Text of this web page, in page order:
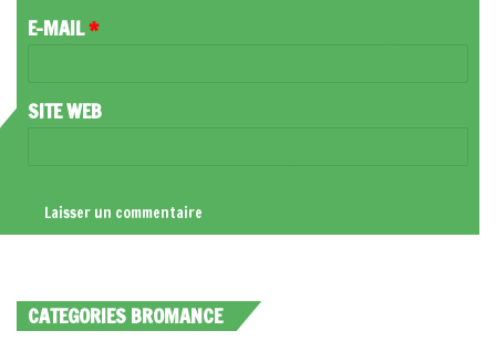
R
E-MAIL*
SITE WEB
CATEGORIES BROMANCE